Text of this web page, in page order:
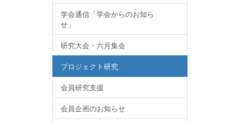
学会通信「学会からのお知ら
せ」
研究大会・六月集会
プロジェクト研究
会員研究支援
会員企画のお知らせ